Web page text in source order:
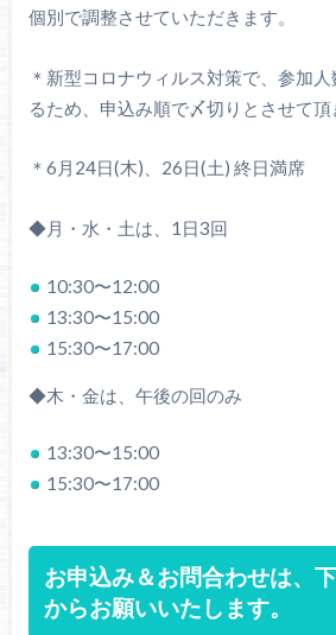
個別で調整させていただきます。
＊新型コロナウィルス対策で、参加
るため、申込み順で〆切りとさせて頂
＊6月24日(木)、26日(土) 終日満席
◆月・水・土は、1日3回
10:30〜12:00
13:30〜15:00
15:30〜17:00
◆木・金は、午後の回のみ
13:30〜15:00
15:30〜17:00
お申込み＆お問合わせは、
からお願いいたします。